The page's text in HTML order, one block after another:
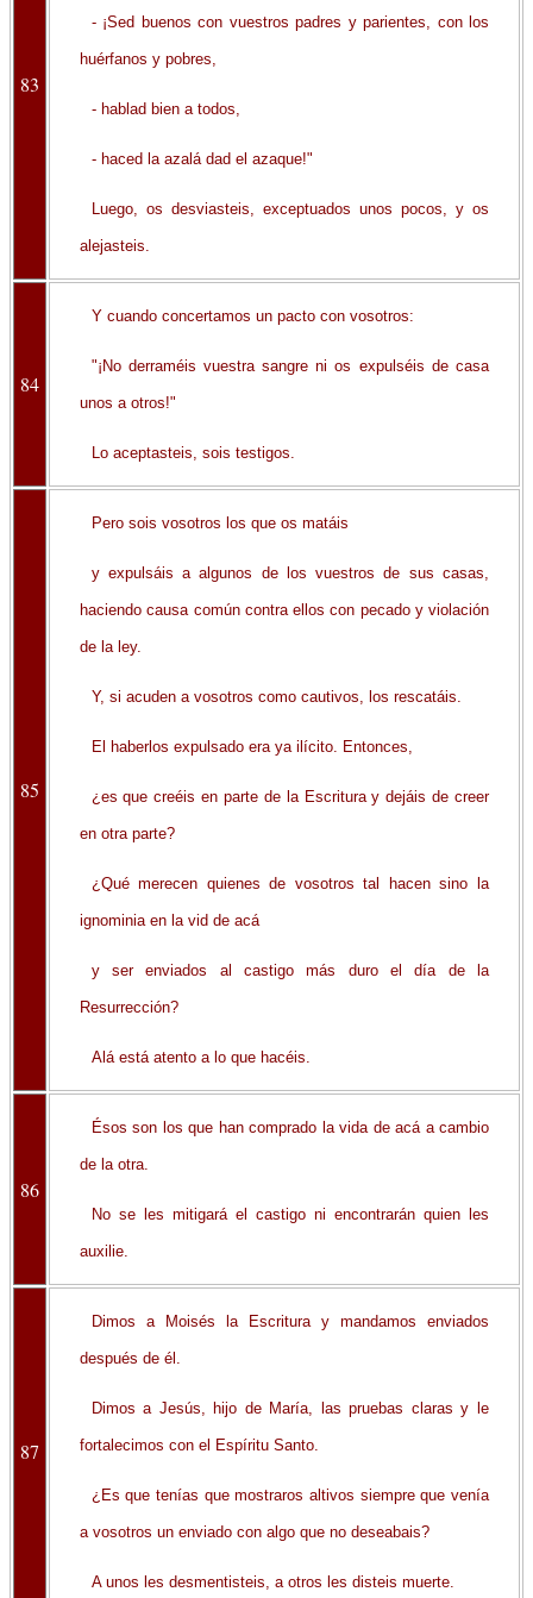
83
- ¡Sed buenos con vuestros padres y parientes, con los
huérfanos y pobres,
- hablad bien a todos,
- haced la azalá dad el azaque!"
Luego, os desviasteis, exceptuados unos pocos, y os
alejasteis.
84
Y cuando concertamos un pacto con vosotros:
"¡No derraméis vuestra sangre ni os expulséis de casa
unos a otros!"
Lo aceptasteis, sois testigos.
85
Pero sois vosotros los que os matáis
y expulsáis a algunos de los vuestros de sus casas,
haciendo causa común contra ellos con pecado y violación
de la ley.
Y, si acuden a vosotros como cautivos, los rescatáis.
El haberlos expulsado era ya ilícito. Entonces,
¿es que creéis en parte de la Escritura y dejáis de creer
en otra parte?
¿Qué merecen quienes de vosotros tal hacen sino la
ignominia en la vid de acá
y ser enviados al castigo más duro el día de la
Resurrección?
Alá está atento a lo que hacéis.
86
Ésos son los que han comprado la vida de acá a cambio
de la otra.
No se les mitigará el castigo ni encontrarán quien les
auxilie.
87
Dimos a Moisés la Escritura y mandamos enviados
después de él.
Dimos a Jesús, hijo de María, las pruebas claras y le
fortalecimos con el Espíritu Santo.
¿Es que tenías que mostraros altivos siempre que venía
a vosotros un enviado con algo que no deseabais?
A unos les desmentisteis, a otros les disteis muerte.